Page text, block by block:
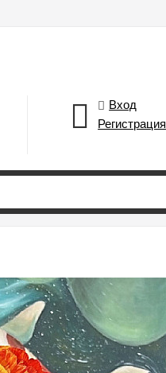
Вход
Регистрация